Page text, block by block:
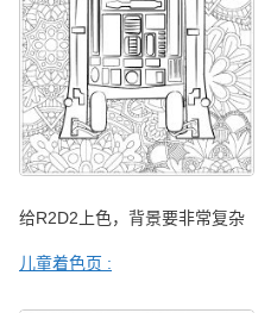
给R2D2上色，背景要非常复杂
儿童着色页 :